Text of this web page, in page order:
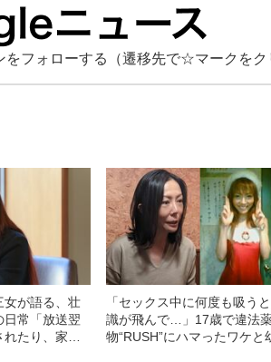
をフォローする
（遷移先で☆マークをク
女が語る、壮
日常「放送翌
たり、家に
「セックス中に何度も吸う
識が飛んで…」17歳で違法
物“RUSH”にハマったワケと